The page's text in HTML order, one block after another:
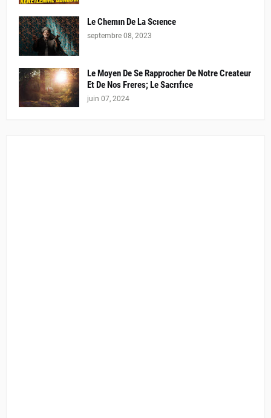
Le Chemın De La Scıence
septembre 08, 2023
Le Moyen De Se Rapprocher De Notre Createur
Et De Nos Freres; Le Sacrıfıce
juin 07, 2024